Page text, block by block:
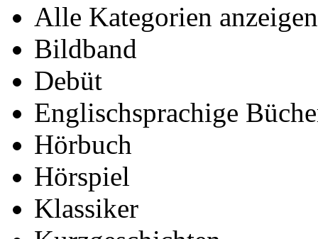
Alle Kategorien anzeigen
Bildband
Debüt
Englischsprachige
Hörbuch
Hörspiel
Klassiker